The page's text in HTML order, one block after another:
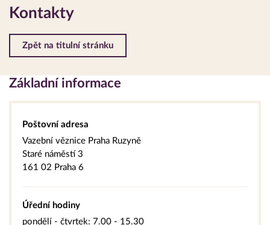
Kontakty
Zpět na titulní stránku
Základní informace
Poštovní adresa
Vazební věznice Praha Ruzyně
Staré náměstí 3
161 02 Praha 6
Úřední hodiny
pondělí - čtvrtek: 7.00 - 15.30